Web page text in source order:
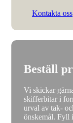
Kontakta oss
Beställ
Vi skickar
skifferbitar i
urval av tak-
önskemål. Fyll